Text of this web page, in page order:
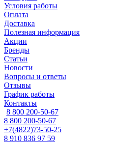
Условия работы
Оплата
Доставка
Полезная информация
Акции
Бренды
Статьи
Новости
Вопросы и ответы
Отзывы
График работы
Контакты
8 800 200-50-67
8 800 200-50-67
+7(4822)73-50-25
8 910 836 97 59